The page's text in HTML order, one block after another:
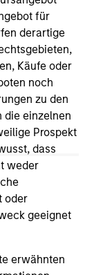
für
derartige
Käufe oder
noch
zu den
die einzelnen
Prospekt
dass
weder
oder
geeignet
erwähnten
herein does
as an
sell or a
in any
the
jurisdiction.
of principal.
important
risk